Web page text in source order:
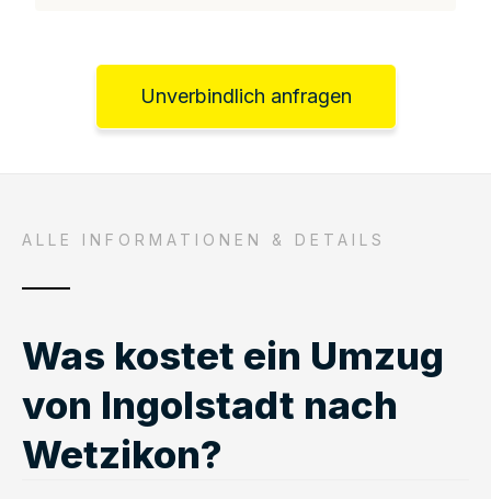
Unverbindlich anfragen
ALLE INFORMATIONEN & DETAILS
Was kostet ein Umzug
von Ingolstadt nach
Wetzikon?